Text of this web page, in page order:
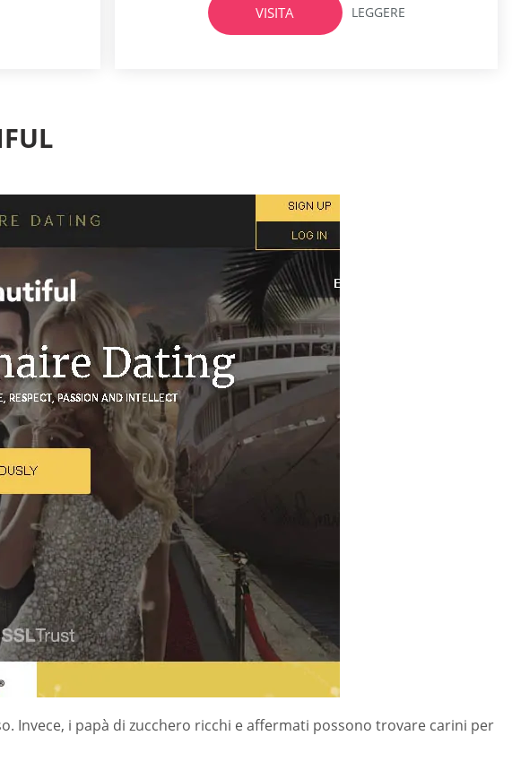
bene per trovare single hot nelle vicinanze e...
VISITA LEGGERE
i papà di zucchero ricchi e affermati possono trovare carini per